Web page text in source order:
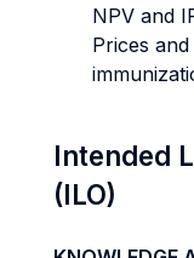
NPV and
Prices
Intended
(ILO)